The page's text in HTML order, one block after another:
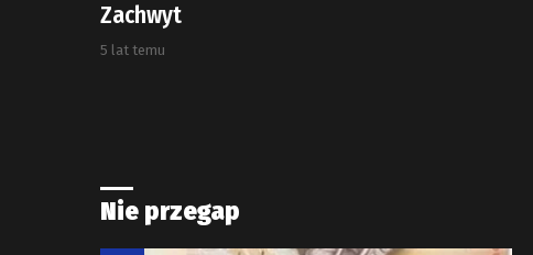
Zachwyt
5 lat temu
Nie przegap